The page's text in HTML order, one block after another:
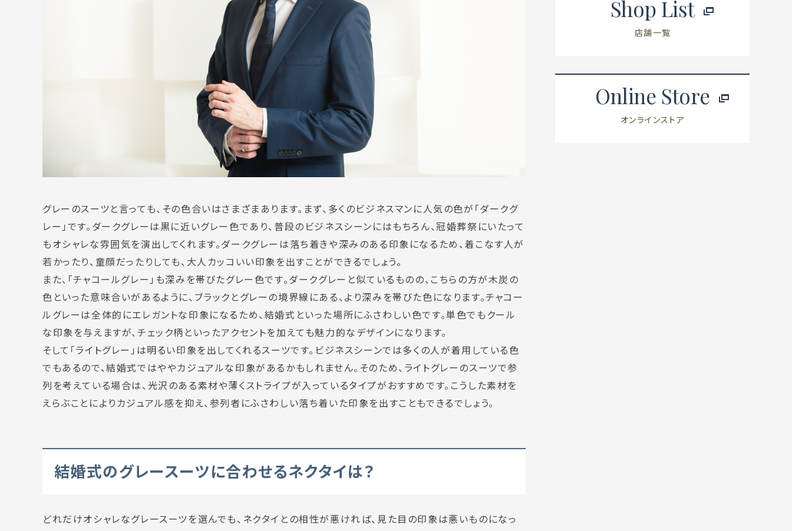
グレーのスーツと言っても、その色合いはさまざまあります。まず、多くのビジネスマンに人気の色が「ダークグ
レー」です。ダークグレーは黒に近いグレー色であり、普段のビジネスシーンにはもちろん、冠婚葬祭にいたって
もオシャレな雰囲気を演出してくれます。ダークグレーは落ち着きや深みのある印象になるため、着こなす人が
若かったり、童顔だったりしても、大人カッコいい印象を出すことができるでしょう。
また、「チャコールグレー」も深みを帯びたグレー色です。ダークグレーと似ているものの、こちらの方が木炭の
色といった意味合いがあるように、ブラックとグレーの境界線にある、より深みを帯びた色になります。チャコー
ルグレーは全体的にエレガントな印象になるため、結婚式といった場所にふさわしい色です。単色でもクール
な印象を与えますが、チェック柄といったアクセントを加えても魅力的なデザインになります。
そして「ライトグレー」は明るい印象を出してくれるスーツです。ビジネスシーンでは多くの人が着用している色
でもあるので、結婚式ではややカジュアルな印象があるかもしれません。そのため、ライトグレーのスーツで参
列を考えている場合は、光沢のある素材や薄くストライプが入っているタイプがおすすめです。こうした素材を
えらぶことによりカジュアル感を抑え、参列者にふさわしい落ち着いた印象を出すこともできるでしょう。
結婚式のグレースーツに合わせるネクタイは？
どれだけオシャレなグレースーツを選んでも、ネクタイとの相性が悪ければ、見た目の印象は悪いものになっ
Shop List
店舗一覧
Online Store
オンラインストア